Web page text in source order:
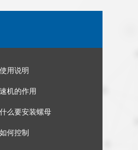
用说明
机的作用
么要安装螺母
何控制